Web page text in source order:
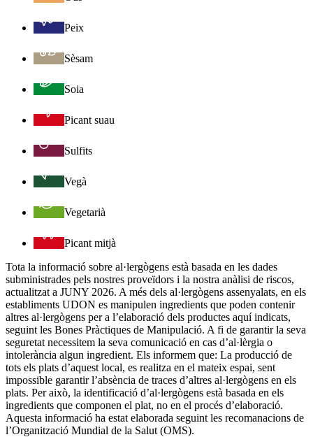
Peix
Sèsam
Soia
Picant suau
Sulfits
Vegà
Vegetarià
Picant mitjà
Tota la informació sobre al·lergògens està basada en les dades
subministrades pels nostres proveïdors i la nostra anàlisi de riscos,
actualitzat a JUNY 2026. A més dels al·lergògens assenyalats, en els
establiments UDON es manipulen ingredients que poden contenir
altres al·lergògens per a l’elaboració dels productes aquí indicats,
seguint les Bones Pràctiques de Manipulació. A fi de garantir la seva
seguretat necessitem la seva comunicació en cas d’al·lèrgia o
intolerància algun ingredient. Els informem que: La producció de
tots els plats d’aquest local, es realitza en el mateix espai, sent
impossible garantir l’absència de traces d’altres al·lergògens en els
plats. Per això, la identificació d’al·lergògens està basada en els
ingredients que componen el plat, no en el procés d’elaboració.
Aquesta informació ha estat elaborada seguint les recomanacions de
l’Organització Mundial de la Salut (OMS).